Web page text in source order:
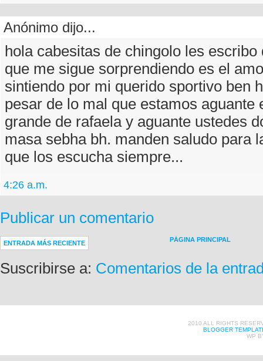
Anónimo dijo...
hola cabesitas de chingolo les escribo
que me sigue sorprendiendo es el
sintiendo por mi querido sportivo ben
pesar de lo mal que estamos aguante
grande de rafaela y aguante ustedes
masa sebha bh. manden saludo para
que los escucha siempre...
4:26 a.m.
Publicar un comentario
ENTRADA MÁS RECIENTE PÁGINA PRINCIPAL
Suscribirse a: Comentarios de la
2010 ALL RIGHTS
BLOGGER
WP